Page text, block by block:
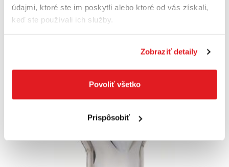
údajmi, ktoré ste im poskytli alebo ktoré od vás získali,
keď ste používali ich služby.
Zobraziť detaily
Povoliť všetko
Prispôsobiť